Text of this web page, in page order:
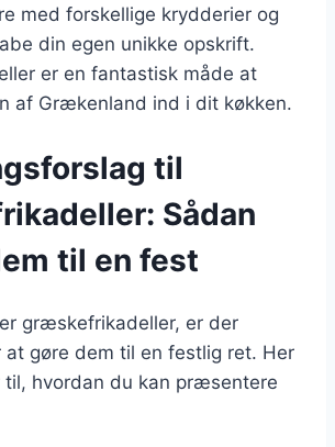
med forskellige krydderier og
din egen unikke opskrift.
er en fantastisk måde at
af Grækenland ind i dit køkken.
til
Sådan
til en fest
græskefrikadeller, er der
at gøre dem til en festlig ret. Her
til, hvordan du kan præsentere